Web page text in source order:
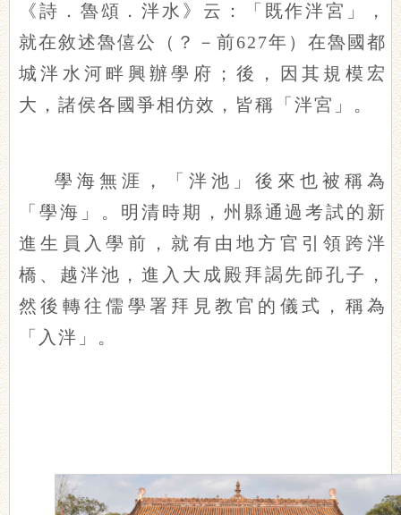
《詩．魯頌．泮水》云：「既作泮宮」，
就在敘述魯僖公（？－前627年）在魯國都
城泮水河畔興辦學府；後，因其規模宏
大，諸侯各國爭相仿效，皆稱「泮宮」。
學海無涯，「泮池」後來也被稱為
「學海」。明清時期，州縣通過考試的新
進生員入學前，就有由地方官引領跨泮
橋、越泮池，進入大成殿拜謁先師孔子，
然後轉往儒學署拜見教官的儀式，稱為
「入泮」。